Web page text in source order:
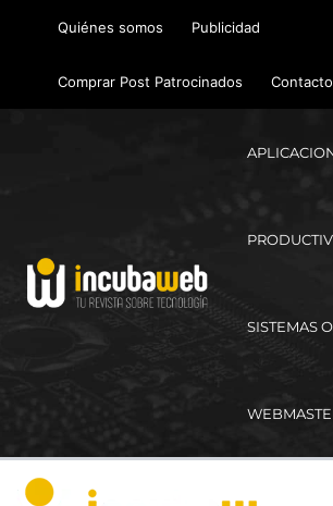
Quiénes somos Publicidad
Comprar Post Patrocinados Contacto
SISTEMAS